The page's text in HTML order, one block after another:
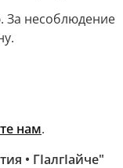
За несоблюдение
нам.
• ГIалгIайче"